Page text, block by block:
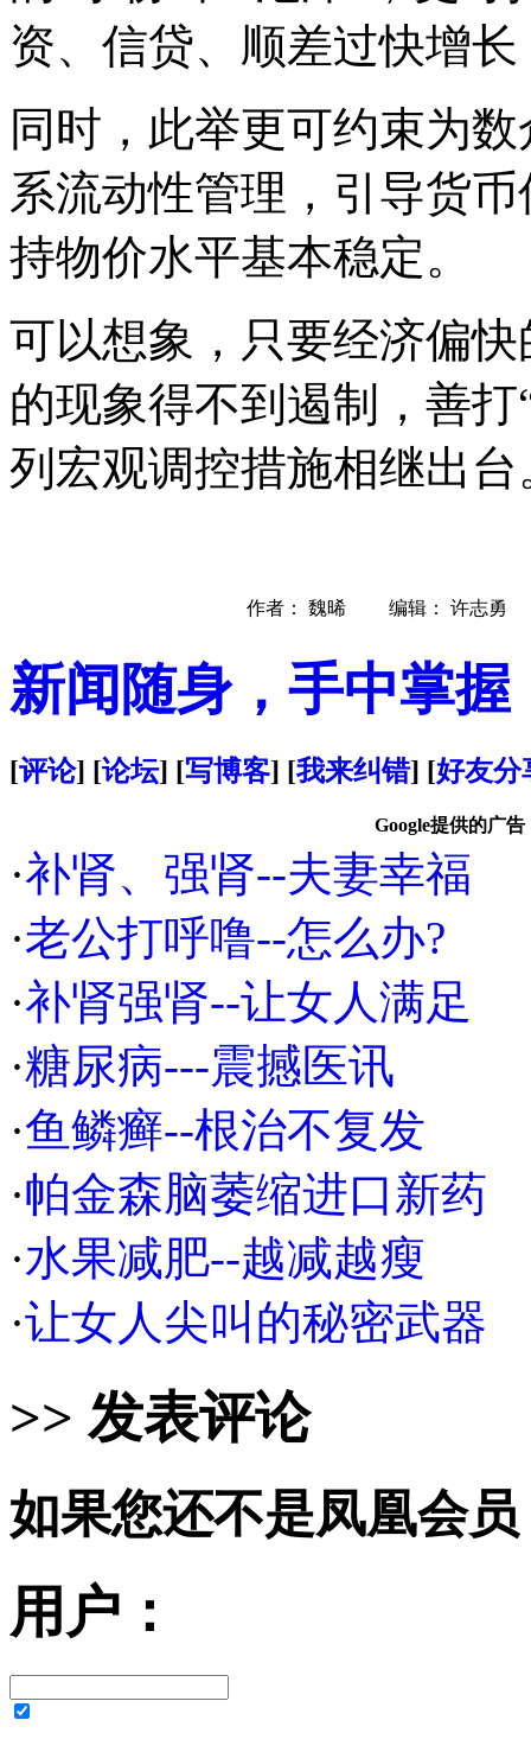
资、信贷、顺差过快增
同时，此举更可约束为
系流动性管理，引导货
持物价水平基本稳定。
可以想象，只要经济偏
的现象得不到遏制，善
列宏观调控措施相继出台
作者： 魏晞 编辑： 许志勇
新闻随身，手中掌握
[评论] [论坛] [写博客] [我来纠错] [好友分
Google提供的广告
·补肾、强肾--夫妻幸福
·老公打呼噜--怎么办?
·补肾强肾--让女人满足
·糖尿病---震撼医讯
·鱼鳞癣--根治不复发
·帕金森脑萎缩进口新药
·水果减肥--越减越瘦
·让女人尖叫的秘密武器
>> 发表评论
如果您还不是凤凰会
用户：